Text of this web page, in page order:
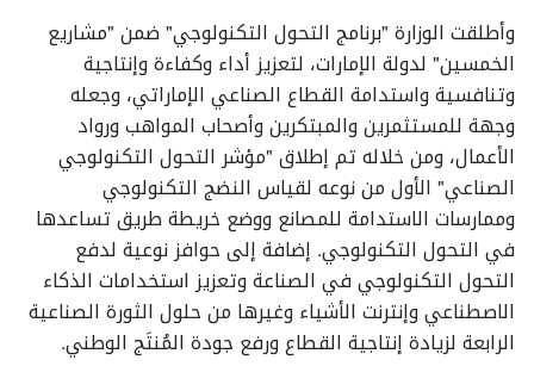
وأطلقت الوزارة "برنامج التحول التكنولوجي" ضمن "مشاريع
الخمسين" لدولة الإمارات، لتعزيز أداء وكفاءة وإنتاجية
وتنافسية واستدامة القطاع الصناعي الإماراتي، وجعله
وجهة للمستثمرين والمبتكرين وأصحاب المواهب ورواد
الأعمال، ومن خلاله تم إطلاق "مؤشر التحول التكنولوجي
الصناعي" الأول من نوعه لقياس النضج التكنولوجي
وممارسات الاستدامة للمصانع ووضع خريطة طريق تساعدها
في التحول التكنولوجي. إضافة إلى حوافز نوعية لدفع
التحول التكنولوجي في الصناعة وتعزيز استخدامات الذكاء
الاصطناعي وإنترنت الأشياء وغيرها من حلول الثورة الصناعية
الرابعة لزيادة إنتاجية القطاع ورفع جودة المُنتَج الوطني.